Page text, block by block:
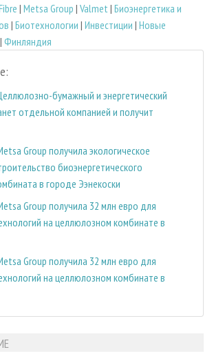
| Metsa Group | Valmet | Биoэнергетика и
| Биотехнологии | Инвестиции | Новые
| Финляндия
бумажный и энергетический
отдельной компанией и получит
Group получила экологическое
биоэнергетического
в городе Ээнекоски
Group получила 32 млн евро для
на целлюлозном комбинате в
Group получила 32 млн евро для
на целлюлозном комбинате в